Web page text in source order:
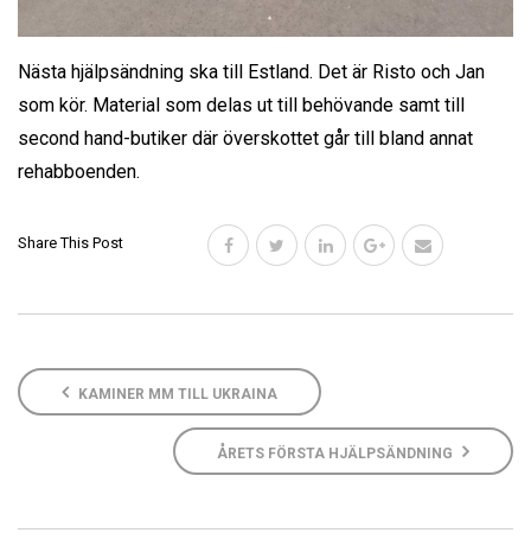
Nästa hjälpsändning ska till Estland. Det är Risto och Jan
som kör. Material som delas ut till behövande samt till
second hand-butiker där överskottet går till bland annat
rehabboenden.
Share This Post
KAMINER MM TILL UKRAINA
ÅRETS FÖRSTA HJÄLPSÄNDNING